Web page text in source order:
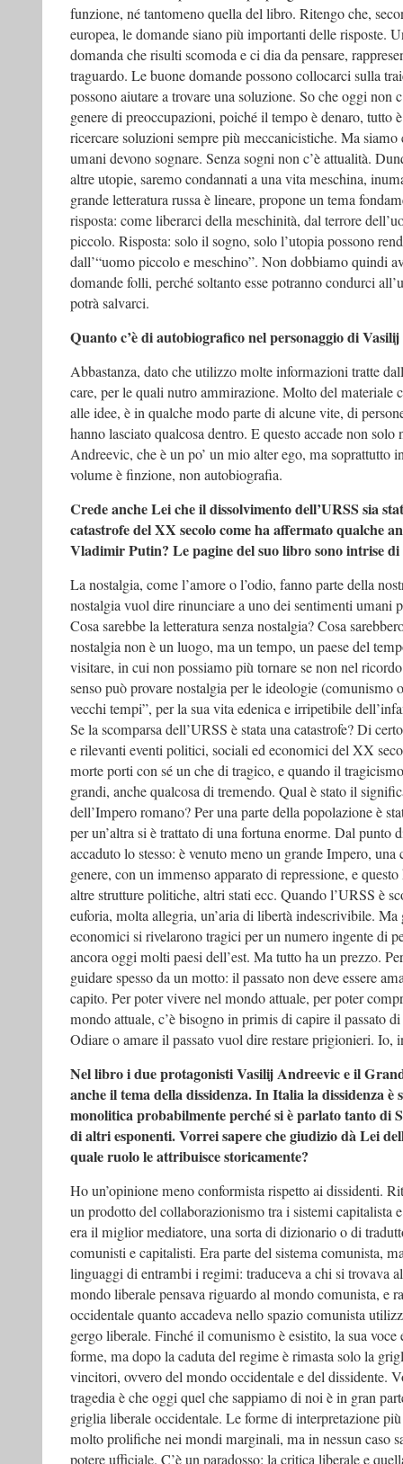
funzione, né tantomeno quella del libro. Ritengo che,
europea, le domande siano più importanti delle risposte.
domanda che risulti scomoda e ci dia da pensare,
traguardo. Le buone domande possono collocarci sulla
possono aiutare a trovare una soluzione. So che oggi non
genere di preoccupazioni, poiché il tempo è denaro, tutto
ricercare soluzioni sempre più meccanicistiche. Ma siamo
umani devono sognare. Senza sogni non c’è attualità.
altre utopie, saremo condannati a una vita meschina,
grande letteratura russa è lineare, propone un tema
risposta: come liberarci della meschinità, dal terrore
piccolo. Risposta: solo il sogno, solo l’utopia possono
dall’“uomo piccolo e meschino”. Non dobbiamo quindi
domande folli, perché soltanto esse potranno condurci
potrà salvarci.
Quanto c’è di autobiografico nel personaggio di
Abbastanza, dato che utilizzo molte informazioni tratte
care, per le quali nutro ammirazione. Molto del materiale
alle idee, è in qualche modo parte di alcune vite, di
hanno lasciato qualcosa dentro. E questo accade non solo
Andreevic, che è un po’ un mio alter ego, ma soprattutto
volume è finzione, non autobiografia.
Crede anche Lei che il dissolvimento dell’URSS sia
catastrofe del XX secolo come ha affermato qualche
Vladimir Putin? Le pagine del suo libro sono intrise
La nostalgia, come l’amore o l’odio, fanno parte della
nostalgia vuol dire rinunciare a uno dei sentimenti umani
Cosa sarebbe la letteratura senza nostalgia? Cosa
nostalgia non è un luogo, ma un tempo, un paese del
visitare, in cui non possiamo più tornare se non nel
senso può provare nostalgia per le ideologie (comunismo
vecchi tempi”, per la sua vita edenica e irripetibile
Se la scomparsa dell’URSS è stata una catastrofe? Di
e rilevanti eventi politici, sociali ed economici del XX
morte porti con sé un che di tragico, e quando il
grandi, anche qualcosa di tremendo. Qual è stato il
dell’Impero romano? Per una parte della popolazione è
per un’altra si è trattato di una fortuna enorme. Dal punto
accaduto lo stesso: è venuto meno un grande Impero,
genere, con un immenso apparato di repressione, e
altre strutture politiche, altri stati ecc. Quando l’URSS è
euforia, molta allegria, un’aria di libertà indescrivibile.
economici si rivelarono tragici per un numero ingente di
ancora oggi molti paesi dell’est. Ma tutto ha un prezzo.
guidare spesso da un motto: il passato non deve essere
capito. Per poter vivere nel mondo attuale, per poter
mondo attuale, c’è bisogno in primis di capire il passato
Odiare o amare il passato vuol dire restare prigionieri. Io,
Nel libro i due protagonisti Vasilij Andreevic e il
anche il tema della dissidenza. In Italia la dissidenza è
monolitica probabilmente perché si è parlato tanto di
di altri esponenti. Vorrei sapere che giudizio dà Lei
quale ruolo le attribuisce storicamente?
Ho un’opinione meno conformista rispetto ai dissidenti.
un prodotto del collaborazionismo tra i sistemi capitalista
era il miglior mediatore, una sorta di dizionario o di
comunisti e capitalisti. Era parte del sistema comunista,
linguaggi di entrambi i regimi: traduceva a chi si trovava
mondo liberale pensava riguardo al mondo comunista, e
occidentale quanto accadeva nello spazio comunista
gergo liberale. Finché il comunismo è esistito, la sua voce
forme, ma dopo la caduta del regime è rimasta solo la
vincitori, ovvero del mondo occidentale e del dissidente.
tragedia è che oggi quel che sappiamo di noi è in gran
griglia liberale occidentale. Le forme di interpretazione
molto prolifiche nei mondi marginali, ma in nessun caso
potere ufficiale. C’è un paradosso: la critica liberale e